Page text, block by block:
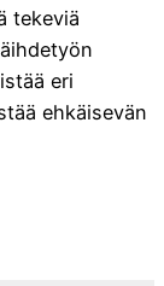
tekeviä
eri
ehkäisevän